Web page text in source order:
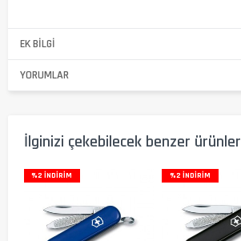
EK BILGI
YORUMLAR
İlginizi çekebilecek benzer ürünler
%2 İNDIRIM %2 İNDIRIM